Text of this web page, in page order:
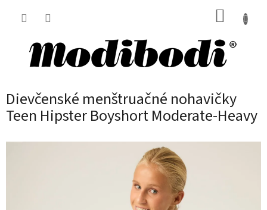
Dievčenské menštruačné nohavičky
Teen Hipster Boyshort Moderate-Heavy